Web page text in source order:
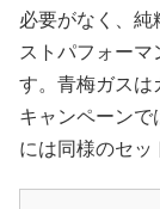
必要がなく、純
ストパフォーマ
す。青梅ガスは
キャンペーンで
には同様のセッ